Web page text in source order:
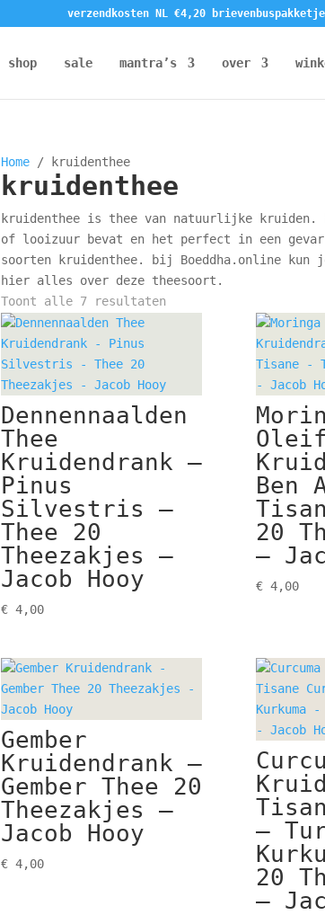
verzendkosten NL €4,20
shop sale mantra’s over
Home/ kruidenthee
kruidenthee
kruidenthee is thee van natuurlijke kruiden.
of looizuur bevat en het perfect in een
soorten kruidenthee. bij Boeddha.online kun
hier alles over deze theesoort.
Toont alle 7 resultatenGesorteerd
Dennennaalden
Thee
Kruidendrank –
Pinus
Silvestris –
Thee 20
Theezakjes –
Jacob Hooy
€4,00
Ben
20
–
€4,00
Gember
Kruidendrank –
Gember Thee 20
Theezakjes –
Jacob Hooy
€4,00
–
20
–